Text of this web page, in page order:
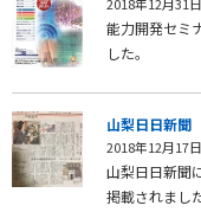
能力開発セミ
した。
山梨日日新聞
2018年12月17日
山梨日日新聞
掲載されました